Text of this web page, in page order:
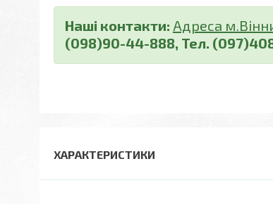
Наші контакти: Адреса
(098)90-44-888, Тел.
ХАРАКТЕРИСТИКИ